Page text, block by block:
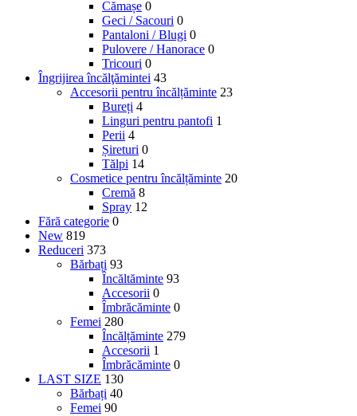
Cămașe 0
Geci / Sacouri 0
Pantaloni / Blugi 0
Pulovere / Hanorace 0
Tricouri 0
Îngrijirea încălţămintei 43
Accesorii pentru încălțăminte 23
Bureți 4
Linguri pentru pantofi 1
Perii 4
Șireturi 0
Tălpi 14
Cosmetice pentru încălțăminte 20
Cremă 8
Spray 12
Fără categorie 0
New 819
Reduceri 373
Bărbați 93
Încăltăminte 93
Accesorii 0
Îmbrăcăminte 0
Femei 280
Încălțăminte 279
Accesorii 1
Îmbrăcăminte 0
LAST SIZE 130
Bărbați 40
Femei 90